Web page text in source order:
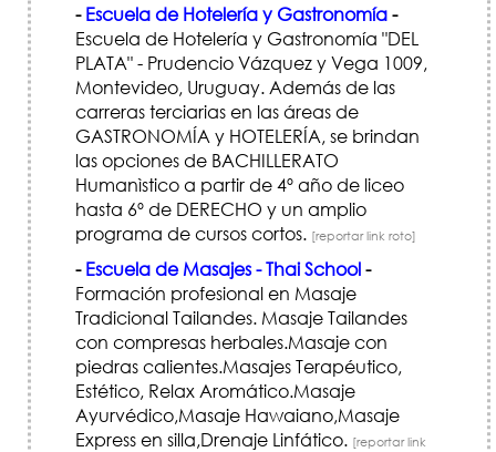
- Escuela de Hotelería y Gastronomía-
Escuela de Hotelería y Gastronomía "DEL
PLATA" - Prudencio Vázquez y Vega 1009,
Montevideo, Uruguay. Además de las
carreras terciarias en las áreas de
GASTRONOMÍA y HOTELERÍA, se brindan
las opciones de BACHILLERATO
Humanìstico a partir de 4º año de liceo
hasta 6º de DERECHO y un amplio
programa de cursos cortos. [reportar link roto]
- Escuela de Masajes - Thai School-
Formación profesional en Masaje
Tradicional Tailandes. Masaje Tailandes
con compresas herbales.Masaje con
piedras calientes.Masajes Terapéutico,
Estético, Relax Aromático.Masaje
Ayurvédico,Masaje Hawaiano,Masaje
Express en silla,Drenaje Linfático. [reportar link